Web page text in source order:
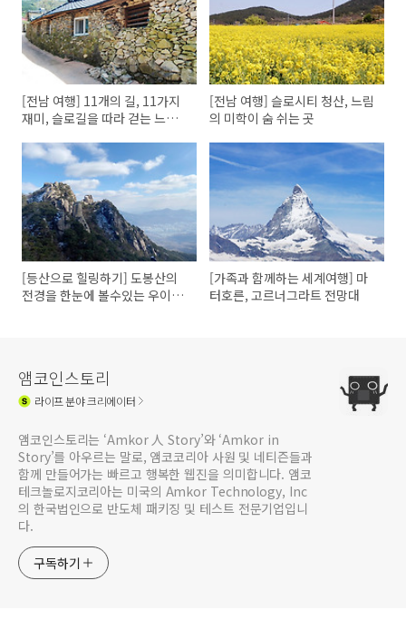
[전남 여행] 11개의 길, 11가지
재미, 슬로길을 따라 걷는 느림
[전남 여행] 슬로시티 청산, 느림
의 미학이 숨 쉬는 곳
[등산으로 힐링하기] 도봉산의
전경을 한눈에 볼수있는 우이암
[가족과 함께하는 세계여행] 마
터호른, 고르너그라트 전망대
앰코인스토리
라이프분야 크리에이터
앰코인스토리는 ‘Amkor 人 Story’와 ‘Amkor in
Story’를 아우르는 말로, 앰코코리아 사원 및 네티즌들과
함께 만들어가는 빠르고 행복한 웹진을 의미합니다. 앰코
테크놀로지코리아는 미국의 Amkor Technology, Inc
의 한국법인으로 반도체 패키징 및 테스트 전문기업입니
다.
구독하기